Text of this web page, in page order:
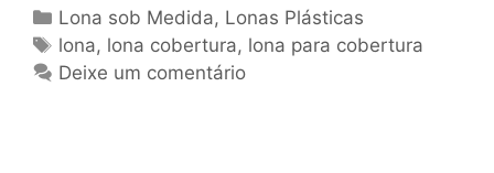
Categorias
Lona sob Medida, Lonas Plásticas
Tags
lona, lona cobertura, lona para cobertura
Deixe um comentário